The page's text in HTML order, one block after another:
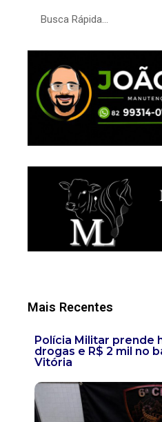
Mais Recentes
Polícia Militar prende
drogas e R$ 2 mil no
Vitória